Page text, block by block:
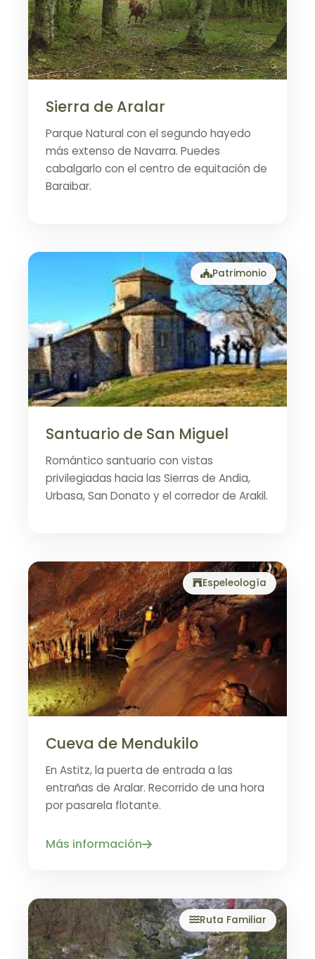
Sierra de Aralar
Parque Natural con el segundo hayedo
más extenso de Navarra. Puedes
cabalgarlo con el centro de equitación de
Baraibar.
Patrimonio
Santuario de San Miguel
Romántico santuario con vistas
privilegiadas hacia las Sierras de Andia,
Urbasa, San Donato y el corredor de Arakil.
Espeleología
Cueva de Mendukilo
En Astitz, la puerta de entrada a las
entrañas de Aralar. Recorrido de una hora
por pasarela flotante.
Más información
Ruta Familiar